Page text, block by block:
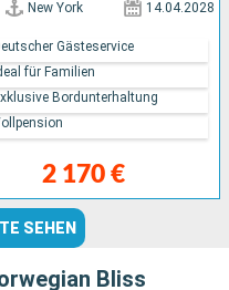
New York 14.04.2028
2 170 €
Gästeservice
für Familien
Bordunterhaltung
SEHEN
Bliss